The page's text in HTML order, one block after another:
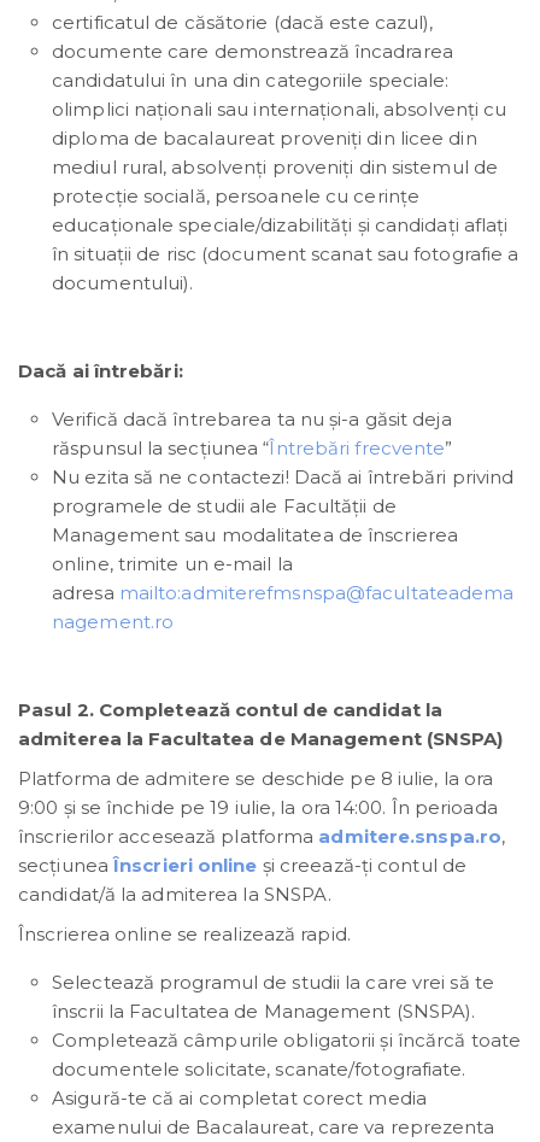
certificatul de căsătorie (dacă este cazul),
documente care demonstrează încadrarea
candidatului în una din categoriile speciale:
olimplici naționali sau internaționali, absolvenți cu
diploma de bacalaureat proveniți din licee din
mediul rural, absolvenți proveniți din sistemul de
protecție socială, persoanele cu cerințe
educaționale speciale/dizabilități și candidați aflați
în situații de risc (document scanat sau fotografie a
documentului).
Dacă ai întrebări:
Verifică dacă întrebarea ta nu și-a găsit deja
răspunsul la secțiunea “Întrebări frecvente”
Nu ezita să ne contactezi! Dacă ai întrebări privind
programele de studii ale Facultății de
Management sau modalitatea de înscrierea
online, trimite un e-mail la
adresa mailto:admiterefmsnspa@facultateadema
nagement.ro
Pasul 2. Completează contul de candidat la
admiterea la Facultatea de Management (SNSPA)
Platforma de admitere se deschide pe 8 iulie, la ora
9:00 și se închide pe 19 iulie, la ora 14:00. În perioada
înscrierilor accesează platforma admitere.snspa.ro,
secțiuneaÎnscrieri online și creează-ți contul de
candidat/ă la admiterea la SNSPA.
Înscrierea online se realizează rapid.
Selectează programul de studii la care vrei să te
înscrii la Facultatea de Management (SNSPA).
Completează câmpurile obligatorii și încărcă toate
documentele solicitate, scanate/fotografiate.
Asigură-te că ai completat corect media
examenului de Bacalaureat, care va reprezenta